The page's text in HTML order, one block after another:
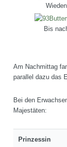
Bis
Am Nachmittag
parallel dazu das
Bei den
Majestäten:
Prinzessin